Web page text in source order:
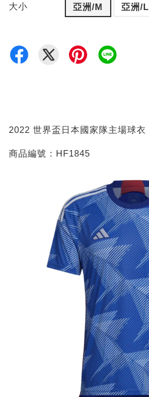
大小 亞洲/M 亞洲/L
2022 世界盃日本國家隊主場球衣
商品編號：HF1845